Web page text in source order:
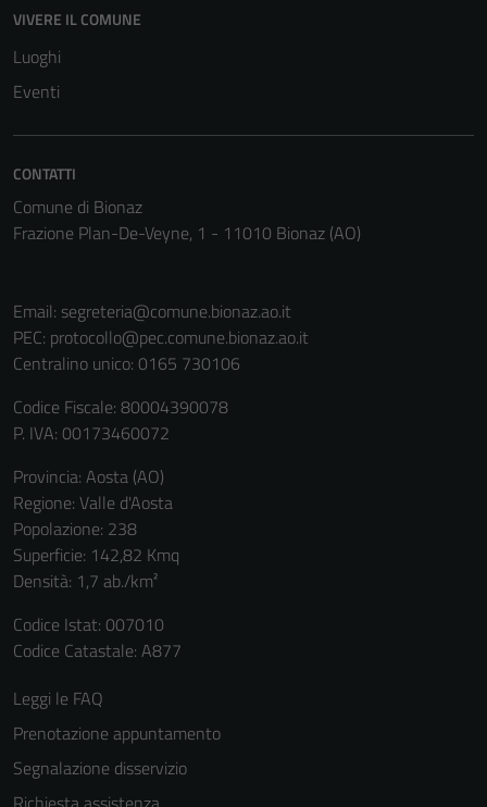
VIVERE IL COMUNE
Luoghi
Eventi
CONTATTI
Comune di Bionaz
Frazione Plan-De-Veyne, 1 - 11010 Bionaz (AO)
Email: segreteria@comune.bionaz.ao.it
PEC: protocollo@pec.comune.bionaz.ao.it
Centralino unico: 0165 730106
Codice Fiscale: 80004390078
P. IVA: 00173460072
Provincia: Aosta (AO)
Regione: Valle d'Aosta
Popolazione: 238
Superficie: 142,82 Kmq
Densità: 1,7 ab./km²
Codice Istat: 007010
Codice Catastale: A877
Leggi le FAQ
Prenotazione appuntamento
Segnalazione disservizio